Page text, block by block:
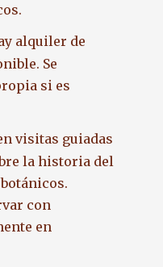
alquiler de
Se
si es
visitas guiadas
la historia del
con
en